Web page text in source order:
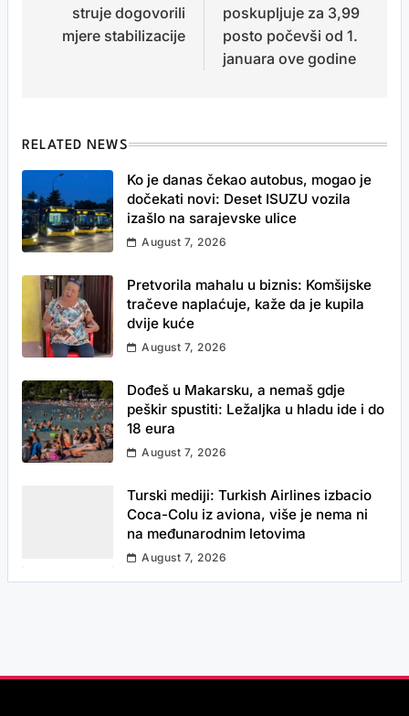
struje dogovorili
mjere stabilizacije
poskupljuje za 3,99
posto počevši od 1.
januara ove godine
RELATED NEWS
Ko je danas čekao autobus, mogao je
dočekati novi: Deset ISUZU vozila
izašlo na sarajevske ulice
August 7, 2026
Pretvorila mahalu u biznis: Komšijske
tračeve naplaćuje, kaže da je kupila
dvije kuće
August 7, 2026
Dođeš u Makarsku, a nemaš gdje
peškir spustiti: Ležaljka u hladu ide i do
18 eura
August 7, 2026
Turski mediji: Turkish Airlines izbacio
Coca-Colu iz aviona, više je nema ni
na međunarodnim letovima
August 7, 2026